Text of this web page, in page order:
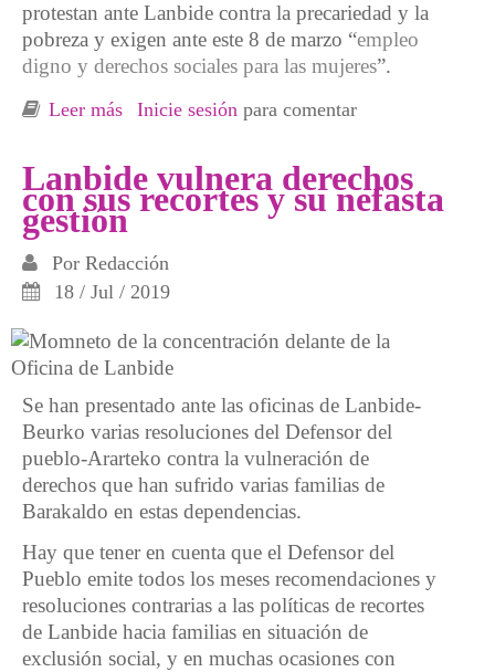
protestan ante Lanbide contra la precariedad y la
pobreza y exigen ante este 8 de marzo “empleo
digno y derechos sociales para las mujeres”.
Leer más sobre 8 de marzo, contra la precariedad y por
fin de mes
Inicie sesión para comentar
Lanbide vulnera derechos
con sus recortes y su nefasta
gestión
Por Redacción
18 / Jul / 2019
Se han presentado ante las oficinas de Lanbide-
Beurko varias resoluciones del Defensor del
pueblo-Ararteko contra la vulneración de
derechos que han sufrido varias familias de
Barakaldo en estas dependencias.
Hay que tener en cuenta que el Defensor del
Pueblo emite todos los meses recomendaciones y
resoluciones contrarias a las políticas de recortes
de Lanbide hacia familias en situación de
exclusión social, y en muchas ocasiones con